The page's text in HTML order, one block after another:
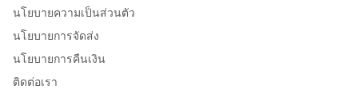
นโยบายความเป็นส่วนตัว
นโยบายการจัดส่ง
นโยบายการคืนเงิน
ติดต่อเรา